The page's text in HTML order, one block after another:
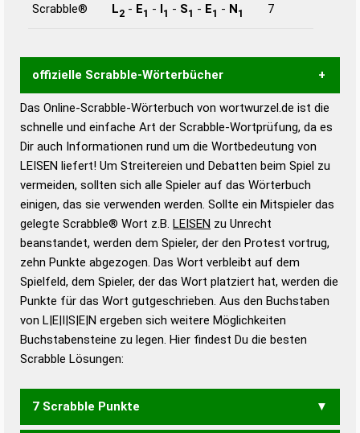
Scrabble® L2 - E1 - I1 - S1 - E1 - N1 7
offizielle Scrabble-Wörterbücher
Wortwurzel liefert mit Hilfe eines semantischen
Wortanalyse-Algorithmus gute Anhaltspunkte zu
Wortbedeutung, Worttrennung und Wortform, um die
Gültigkeit eines Wortes für das Scrabble-Spiel zu
bestimmen!
zugelassene Turnier Scrabble-
Wörterbücher sind:
Duden – Standardwerk in 12 Bänden
Duden – Richtiges und gutes
Deutsch
Duden – Die deutsche Grammatik
Duden – Deutsches
Das Online-Scrabble-Wörterbuch von wortwurzel.de ist die
schnelle und einfache Art der Scrabble-Wortprüfung, da es
Dir auch Informationen rund um die Wortbedeutung von
LEISEN liefert! Um Streitereien und Debatten beim Spiel zu
vermeiden, sollten sich alle Spieler auf das Wörterbuch
einigen, das sie verwenden werden. Sollte ein Mitspieler das
gelegte Scrabble® Wort z.B. LEISEN zu Unrecht
beanstandet, werden dem Spieler, der den Protest vortrug,
zehn Punkte abgezogen. Das Wort verbleibt auf dem
Spielfeld, dem Spieler, der das Wort platziert hat, werden die
Punkte für das Wort gutgeschrieben. Aus den Buchstaben
von L|E|I|S|E|N ergeben sich weitere Möglichkeiten
Buchstabensteine zu legen. Hier findest Du die besten
Scrabble Lösungen:
7 Scrabble Punkte